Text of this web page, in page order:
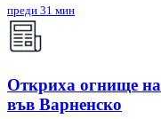
преди 31 мин
Откриха огнище
във Варненско